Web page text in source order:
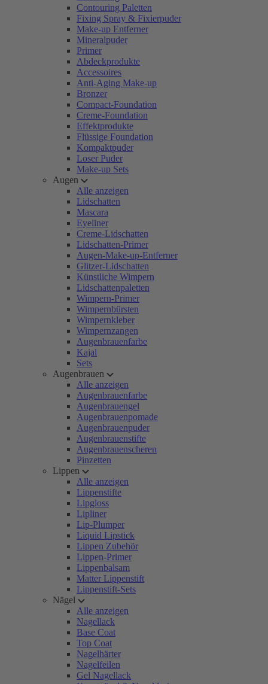
Contouring Paletten
Fixing Spray & Fixierpuder
Make-up Entferner
Mineralpuder
Primer
Abdeckprodukte
Accessoires
Anti-Aging Make-up
Bronzer
Compact-Foundation
Creme-Foundation
Effektprodukte
Flüssige Foundation
Kompaktpuder
Loser Puder
Make-up Sets
Augen
Alle anzeigen
Lidschatten
Mascara
Eyeliner
Creme-Lidschatten
Lidschatten-Primer
Augen-Make-up-Entferner
Glitzer-Lidschatten
Künstliche Wimpern
Lidschattenpaletten
Wimpern-Primer
Wimpernbürsten
Wimpernkleber
Wimpernzangen
Augenbrauenfarbe
Kajal
Sets
Augenbrauen
Alle anzeigen
Augenbrauenfarbe
Augenbrauengel
Augenbrauenpomade
Augenbrauenpuder
Augenbrauenstifte
Augenbrauenscheren
Pinzetten
Lippen
Alle anzeigen
Lippenstifte
Lipgloss
Lipliner
Lip-Plumper
Liquid Lipstick
Lippen Zubehör
Lippen-Primer
Lippenbalsam
Matter Lippenstift
Lippenstift-Sets
Nägel
Alle anzeigen
Nagellack
Base Coat
Top Coat
Nagelhärter
Nagelfeilen
Gel Nagellack